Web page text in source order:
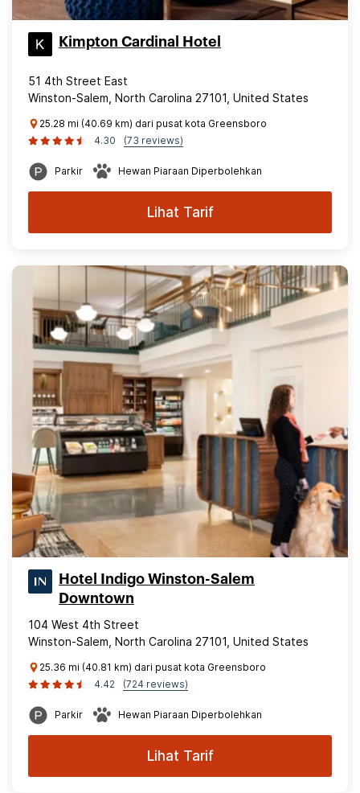
Kimpton Cardinal Hotel
51 4th Street East
Winston-Salem, North Carolina 27101, United States
25.28 mi (40.69 km) dari pusat kota Greensboro
4.30
(73 reviews)
Parkir Hewan Piaraan Diperbolehkan
Lihat Tarif
Hotel Indigo Winston-Salem
Downtown
104 West 4th Street
Winston-Salem, North Carolina 27101, United States
25.36 mi (40.81 km) dari pusat kota Greensboro
4.42
(724 reviews)
Parkir Hewan Piaraan Diperbolehkan
Lihat Tarif